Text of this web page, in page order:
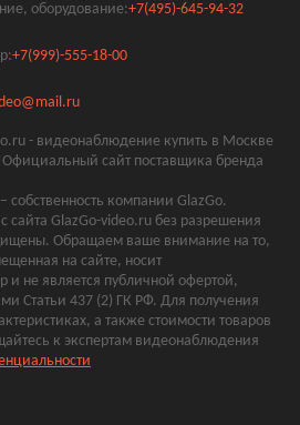
оборудование:+7(495)-645-94-32
+7(999)-555-18-00
- видеонаблюдение купить в Москве
Официальный сайт поставщика бренда
собственность компании GlazGo.
GlazGo-video.ru без разрешения
Обращаем ваше внимание на то,
на сайте, носит
и не является публичной офертой,
Статьи 437 (2) ГК РФ. Для получения
а также стоимости товаров
к экспертам видеонаблюдения